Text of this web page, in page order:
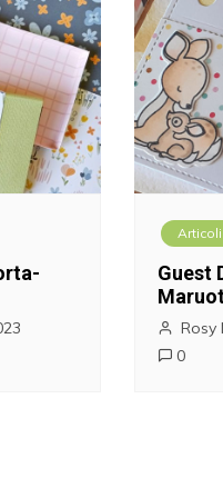
Articoli
Guest
Rosy
0